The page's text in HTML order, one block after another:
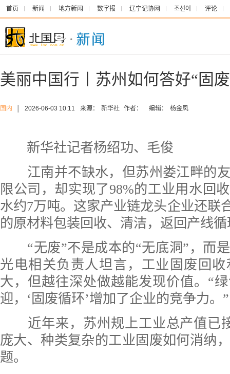
首页 新闻 地方新闻 数字报 辽宁记协网 조선어 评论
美丽中国行丨苏州如何答好“固
国内 2026-06-03 10:11 来源： 新华社 作者： 编辑： 杨金凤
新华社记者杨绍功、毛俊
江南并不缺水，但苏州娄江畔的
限公司，却实现了98%的工业用水回
水约7万吨。这家产业链龙头企业还联
的原材料包装回收、清洁，返回产线
“无废”不是成本的“无底洞”，而
光电相关负责人坦言，工业固废回
大，但越往深处做越能发现价值。“
迎，‘固废循环’增加了企业的竞争力。”
近年来，苏州规上工业总产值已
庞大、种类复杂的工业固废如何消纳
题。